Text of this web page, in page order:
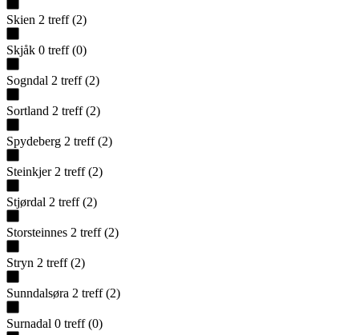
Skien 2 treff (2)
Skjåk 0 treff (0)
Sogndal 2 treff (2)
Sortland 2 treff (2)
Spydeberg 2 treff (2)
Steinkjer 2 treff (2)
Stjørdal 2 treff (2)
Storsteinnes 2 treff (2)
Stryn 2 treff (2)
Sunndalsøra 2 treff (2)
Surnadal 0 treff (0)